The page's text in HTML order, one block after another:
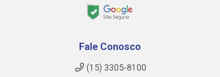
Fale Conosco
(15) 3305-8100